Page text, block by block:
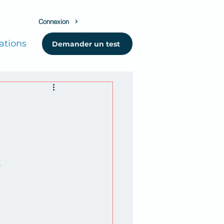
Connexion
Demander un test